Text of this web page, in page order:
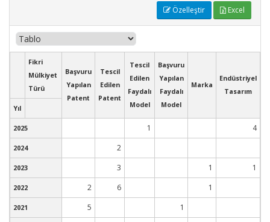
Özelleştir Excel
Fikri
Mülkiyet
Türü
Başvuru
Yapılan
Patent
Tescil
Edilen
Patent
Tescil
Edilen
Faydalı
Model
Başvuru
Yapılan
Faydalı
Model
Marka
Endüstriyel
Tasarım
Yıl
2025 1 4
2024 2
2023 3 1 1
2022 2 6 1
2021 5 1